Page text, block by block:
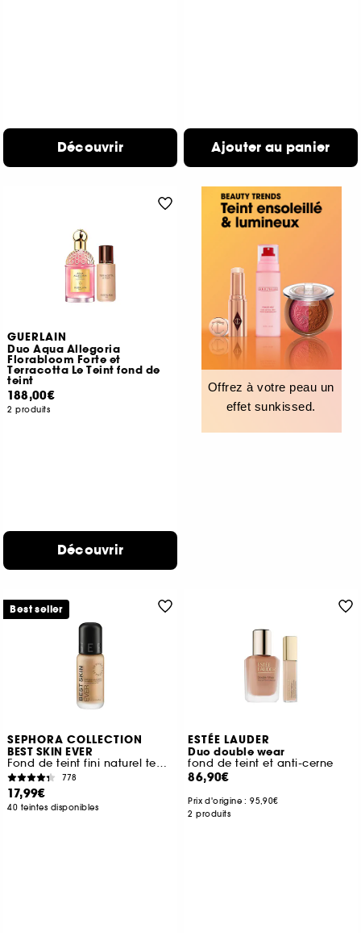
Découvrir Ajouter au panier
GUERLAIN
Duo Aqua Allegoria
Florabloom Forte et
Terracotta Le Teint fond de
teint
188,00€
2 produits
Découvrir
Offrez à votre peau un
effet sunkissed.
SEPHORA COLLECTION
BEST SKIN EVER
Fond de teint fini naturel tenue 16H
778
17,99€
40 teintes disponibles
Best seller
ESTÉE LAUDER
Duo double wear
fond de teint et anti-cerne
86,90€
Prix d'origine :95,90€
2 produits